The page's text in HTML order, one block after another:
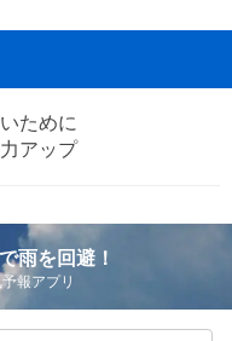
ために
アップ
雨を回避！
報アプリ